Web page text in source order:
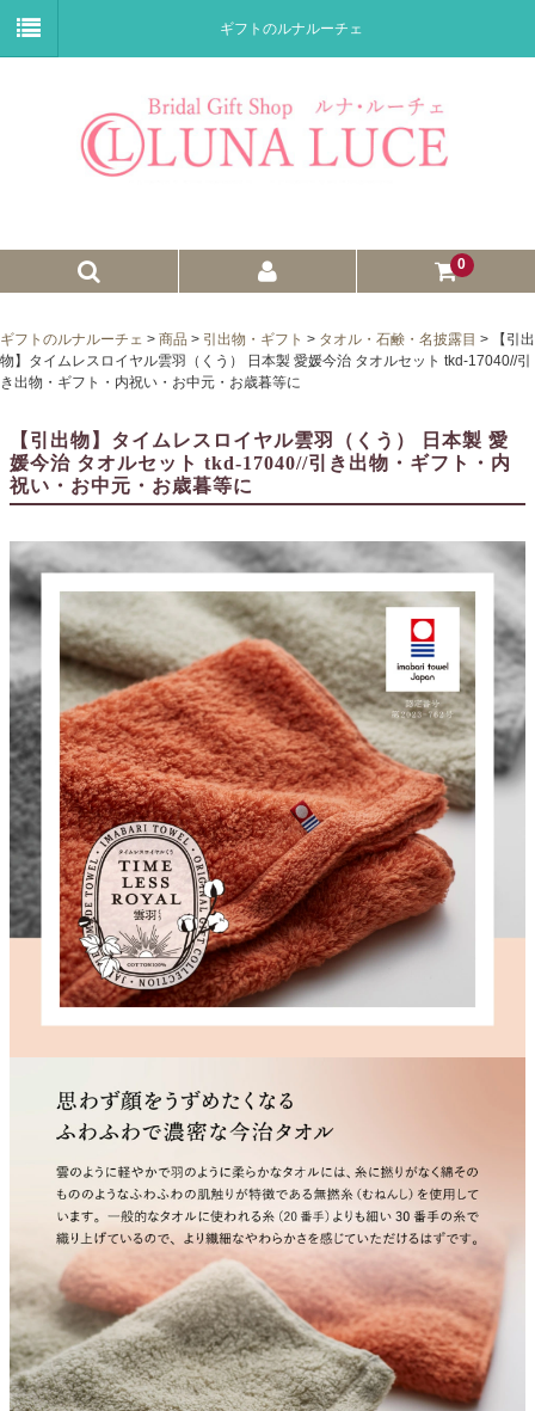
ギフトのルナルーチェ
0
プチギフト
子育て卒業証書
クロックギフト
ペーパーアイテム
DIY用品
引菓子
引出物ギフト
カタログギフト
ブライダルバッグ
演出用品
内祝い 出産祝い
季節イベント特集
会社概要
ドメイン指定受信について
無料サンプル・資料請求
お問合せ
ギフトのルナルーチェ > 商品 > 引出物・ギフト > タオル・石鹸・名披露目 >
【引出
物】タイムレスロイヤル雲羽（くう） 日本製 愛媛今治 タオルセット tkd-17040//引
き出物・ギフト・内祝い・お中元・お歳暮等に
【引出物】タイムレスロイヤル雲羽（くう） 日本製 愛
媛今治 タオルセット tkd-17040//引き出物・ギフト・内
祝い・お中元・お歳暮等に